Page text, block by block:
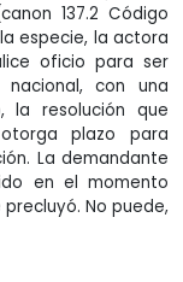
137.2 Código
especie, la actora
oficio para ser
con una
la resolución que
plazo para
La demandante
en el momento
No puede,